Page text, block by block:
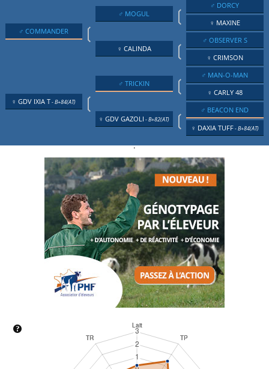
♂ COMMANDER ❲
♂ MOGUL ❲
♂ DORCY
♀ MAXINE
♀ CALINDA ❲
♂ OBSERVER S
♀ CRIMSON
♀ GDV IXIA T- B+84(AT) ❲
♂ TRICKIN ❲
♂ MAN-O-MAN
♀ CARLY 48
♀ GDV GAZOLI - B+82(AT) ❲
♂ BEACON END
♀ DAXIA TUFF- B+84(AT)
.